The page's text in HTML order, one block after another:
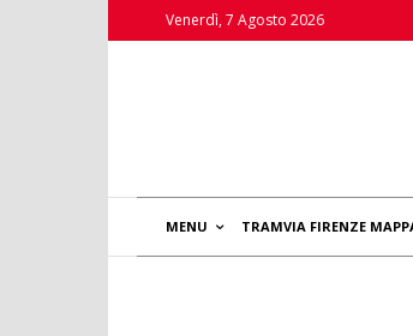
Venerdì, 7 Agosto 2026
MENU TRAMVIA FIRENZE